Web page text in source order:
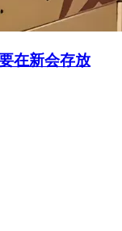
在新会存放